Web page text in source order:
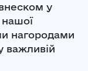
у
нашої
нагородами
важливій